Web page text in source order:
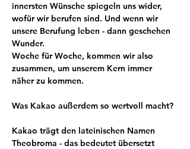
innersten Wünsche spiegeln uns wider,
wofür wir berufen sind. Und wenn wir
unsere Berufung leben - dann geschehen
Wunder.
Woche für Woche, kommen wir also
zusammen, um unserem Kern immer
näher zu kommen.
Was Kakao außerdem so wertvoll macht?
Kakao trägt den lateinischen Namen
Theobroma - das bedeutet übersetzt